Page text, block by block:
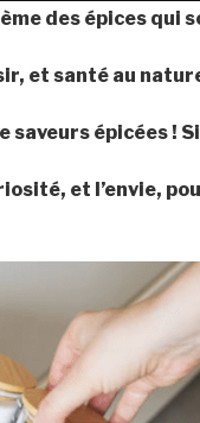
des épices qui
et santé au
épicées !
et l’envie,